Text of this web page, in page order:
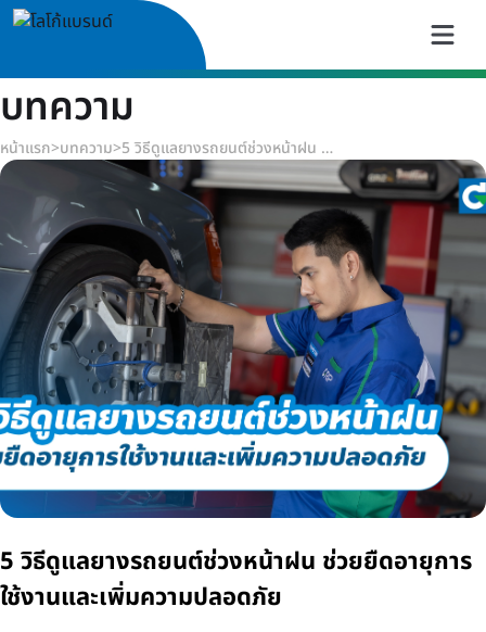
บทความ
หน้าแรก>บทความ> 5 วิธีดูแลยางรถยนต์ช่วงหน้าฝน ช่วยยืดอายุการใช้งานและเพิ่มความปลอดภัย
5 วิธีดูแลยางรถยนต์ช่วงหน้าฝน ช่วยยืดอายุการ
ใช้งานและเพิ่มความปลอดภัย